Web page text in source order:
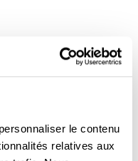
le contenu
relatives aux
de type familial et
batailles juridiques,
2009 leur droit de se
leurs conditions